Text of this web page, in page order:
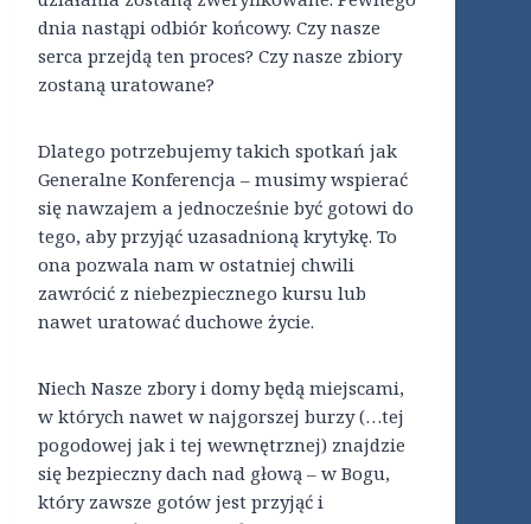
dnia nastąpi odbiór końcowy. Czy nasze
serca przejdą ten proces? Czy nasze zbiory
zostaną uratowane?
Dlatego potrzebujemy takich spotkań jak
Generalne Konferencja – musimy wspierać
się nawzajem a jednocześnie być gotowi do
tego, aby przyjąć uzasadnioną krytykę. To
ona pozwala nam w ostatniej chwili
zawrócić z niebezpiecznego kursu lub
nawet uratować duchowe życie.
Niech Nasze zbory i domy będą miejscami,
w których nawet w najgorszej burzy (…tej
pogodowej jak i tej wewnętrznej) znajdzie
się bezpieczny dach nad głową – w Bogu,
który zawsze gotów jest przyjąć i